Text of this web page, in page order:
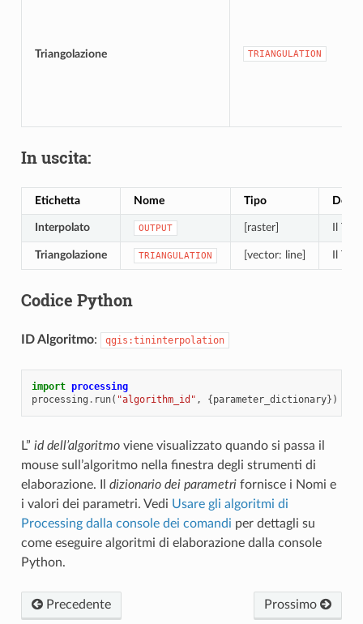
Triangolazione TRIANGULATION
In uscita:
Etichetta Nome Tipo
Interpolato OUTPUT [raster] Il TIN
Triangolazione TRIANGULATION [vector: line] Il TIN
Codice Python
ID Algoritmo: qgis:tininterpolation
import processing
processing . run( "algorithm_id" , {parameter_dictionary})
L” id dell’algoritmoviene visualizzato quando si passa il
mouse sull’algoritmo nella finestra degli strumenti di
elaborazione. Il dizionario dei parametrifornisce i Nomi e
i valori dei parametri. Vedi Usare gli algoritmi di
Processing dalla console dei comandi per dettagli su
come eseguire algoritmi di elaborazione dalla console
Python.
Precedente Prossimo